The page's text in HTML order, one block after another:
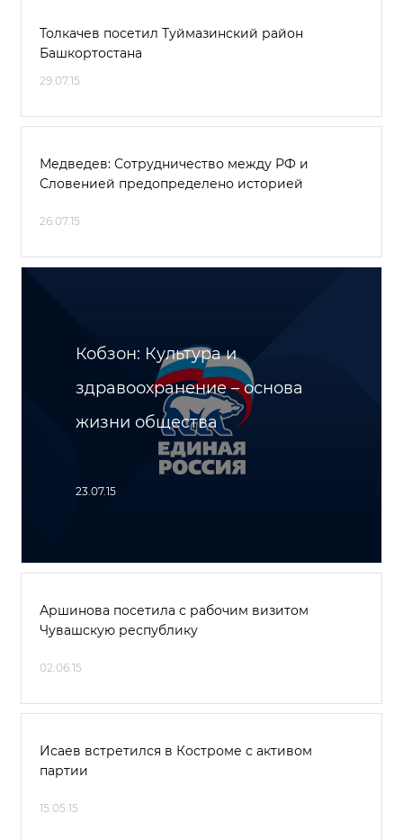
Толкачев посетил Туймазинский район
Башкортостана
29.07.15
Медведев: Сотрудничество между РФ и
Словенией предопределено историей
26.07.15
Кобзон: Культура и
здравоохранение – основа
жизни общества
23.07.15
Аршинова посетила с рабочим визитом
Чувашскую республику
02.06.15
Исаев встретился в Костроме с активом
партии
15.05.15